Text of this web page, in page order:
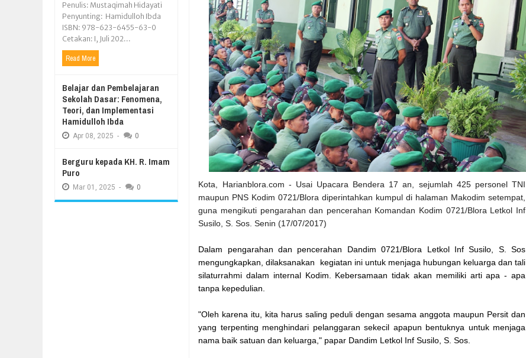
Kota, Harianblora.com - Usai Upacara Bendera 17 an, sejumlah 425 personel TNI
maupun PNS Kodim 0721/Blora diperintahkan kumpul di halaman Makodim setempat,
guna mengikuti pengarahan dan pencerahan Komandan Kodim 0721/Blora Letkol Inf
Susilo, S. Sos. Senin (17/07/2017)
Dalam pengarahan dan pencerahan Dandim 0721/Blora Letkol Inf Susilo, S. Sos
mengungkapkan, dilaksanakan kegiatan ini untuk menjaga hubungan keluarga dan tali
silaturrahmi dalam internal Kodim. Kebersamaan tidak akan memiliki arti apa - apa
tanpa kepedulian.
"Oleh karena itu, kita harus saling peduli dengan sesama anggota maupun Persit dan
yang terpenting menghindari pelanggaran sekecil apapun bentuknya untuk menjaga
nama baik satuan dan keluarga," papar Dandim Letkol Inf Susilo, S. Sos
Penulis: Mustaqimah Hidayati
Penyunting: Hamidulloh Ibda
ISBN: 978-623-6455-63-0
Cetakan: I, Juli 202...
Read More
Belajar dan Pembelajaran
Sekolah Dasar: Fenomena,
Teori, dan Implementasi
Hamidulloh Ibda
Apr 08, 2025 - 0
Berguru kepada KH. R. Imam
Puro
Mar 01, 2025 - 0